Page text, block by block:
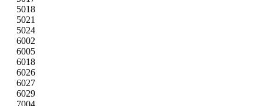
5018
5021
5024
6002
6005
6018
6026
6027
6029
7004